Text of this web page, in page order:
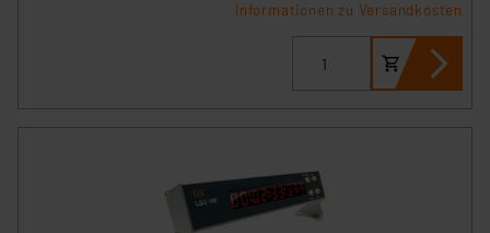
Informationen zu Versandkosten